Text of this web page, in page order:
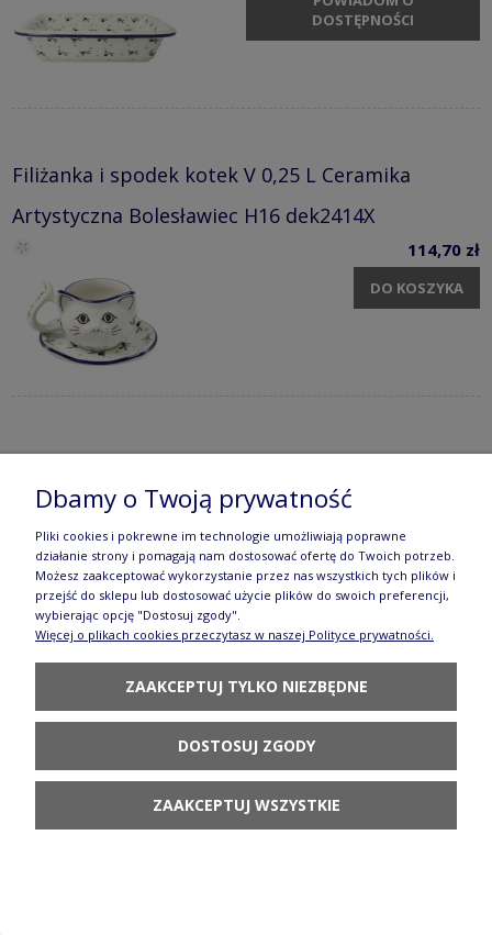
DOSTĘPNOŚCI
Filiżanka i spodek kotek V 0,25 L Ceramika
Artystyczna Bolesławiec H16 dek2414X
114,70 zł
DO KOSZYKA
Miska Ø 10 cm Ceramika Artystyczna Bolesławiec
M558 dek2414X
POWIADOM O
DOSTĘPNOŚCI
Talerz Ceramika Artystyczna Bolesławiec
39,31 zł
Dbamy o Twoją prywatność
Pliki cookies i pokrewne im technologie umożliwiają poprawne
działanie strony i pomagają nam dostosować ofertę do Twoich potrzeb.
Możesz zaakceptować wykorzystanie przez nas wszystkich tych plików i
przejść do sklepu lub dostosować użycie plików do swoich preferencji,
wybierając opcję "Dostosuj zgody".
Więcej o plikach cookies przeczytasz w naszej Polityce prywatności.
ZAAKCEPTUJ TYLKO NIEZBĘDNE
DOSTOSUJ ZGODY
ZAAKCEPTUJ WSZYSTKIE